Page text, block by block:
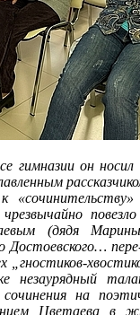
гимназии он носил
(дядя
Достоевского…
„гностиков-
незаурядный
сочинения на
Цветаева в